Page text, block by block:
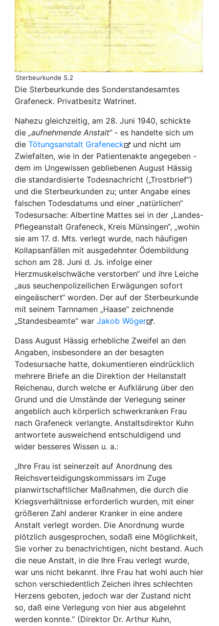
Sterbeurkunde S.2
Die Sterbeurkunde des Sonderstandesamtes
Grafeneck. Privatbesitz Watrinet.
Nahezu gleichzeitig, am 28. Juni 1940, schickte
die „aufnehmende Anstalt“- es handelte sich um
die Tötungsanstalt Grafeneck
und nicht um
Zwiefalten, wie in der Patientenakte angegeben -
dem im Ungewissen gebliebenen August Hässig
die standardisierte Todesnachricht („Trostbrief“)
und die Sterbeurkunden zu; unter Angabe eines
falschen Todesdatums und einer „natürlichen“
Todesursache: Albertine Mattes sei in der „Landes-
Pflegeanstalt Grafeneck, Kreis Münsingen“, „wohin
sie am 17. d. Mts. verlegt wurde, nach häufigen
Kollapsanfällen mit ausgedehnter Ödembildung
schon am 28. Juni d. Js. infolge einer
Herzmuskelschwäche verstorben“ und ihre Leiche
„aus seuchenpolizeilichen Erwägungen sofort
eingeäschert“ worden. Der auf der Sterbeurkunde
mit seinem Tarnnamen „Haase“ zeichnende
„Standesbeamte“ war Jakob Wöger
.
Dass August Hässig erhebliche Zweifel an den
Angaben, insbesondere an der besagten
Todesursache hatte, dokumentieren eindrücklich
mehrere Briefe an die Direktion der Heilanstalt
Reichenau, durch welche er Aufklärung über den
Grund und die Umstände der Verlegung seiner
angeblich auch körperlich schwerkranken Frau
nach Grafeneck verlangte. Anstaltsdirektor Kuhn
antwortete ausweichend entschuldigend und
wider besseres Wissen u. a.:
„Ihre Frau ist seinerzeit auf Anordnung des
Reichsverteidigungskommissars im Zuge
planwirtschaftlicher Maßnahmen, die durch die
Kriegsverhältnisse erforderlich wurden, mit einer
größeren Zahl anderer Kranker in eine andere
Anstalt verlegt worden. Die Anordnung wurde
plötzlich ausgesprochen, sodaß eine Möglichkeit,
Sie vorher zu benachrichtigen, nicht bestand. Auch
die neue Anstalt, in die Ihre Frau verlegt wurde,
war uns nicht bekannt. Ihre Frau hat wohl auch hier
schon verschiedentlich Zeichen ihres schlechten
Herzens geboten, jedoch war der Zustand nicht
so, daß eine Verlegung von hier aus abgelehnt
werden konnte.“ (Direktor Dr. Arthur Kuhn,